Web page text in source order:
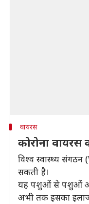
वायरस
कोरोना वायरस
विश्व स्वास्थ्य
सकती है।
यह पशुओं से पशुओं और
अभी तक इसका